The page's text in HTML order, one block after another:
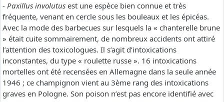
- Paxillus involutus est une espèce bien connue et très
fréquente, venant en cercle sous les bouleaux et les épicéas.
Avec la mode des barbecues sur lesquels la « chanterelle brune
» était cuite sommairement, de nombreux accidents ont attiré
l’attention des toxicologues. Il s’agit d’intoxications
inconstantes, du type « roulette russe ». 16 intoxications
mortelles ont été recensées en Allemagne dans la seule année
1946 ; ce champignon vient au 3ème rang des intoxications
graves en Pologne. Son poison n’est pas encore identifié avec